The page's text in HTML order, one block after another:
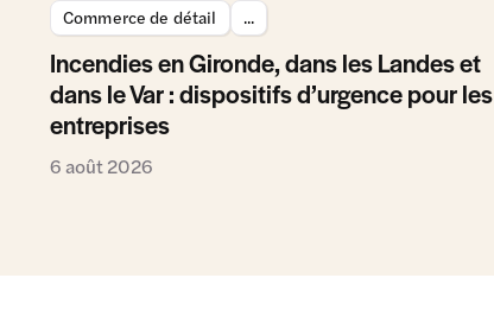
Commerce de détail ...
Incendies en Gironde, dans les Landes et
dans le Var : dispositifs d’urgence pour les
entreprises
6 août 2026